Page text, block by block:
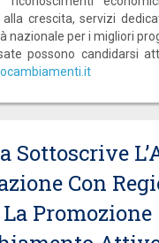
crescita, servizi
nazionale per i migliori
possono candidarsi
Sottoscrive
Con
Promozione